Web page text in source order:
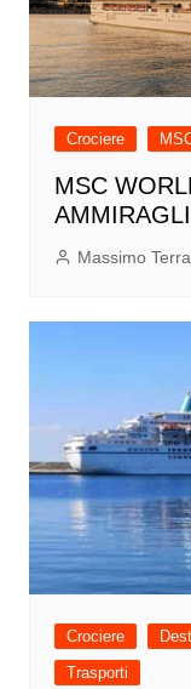
Crociere
MSC
Massimo
Crociere
Trasporti